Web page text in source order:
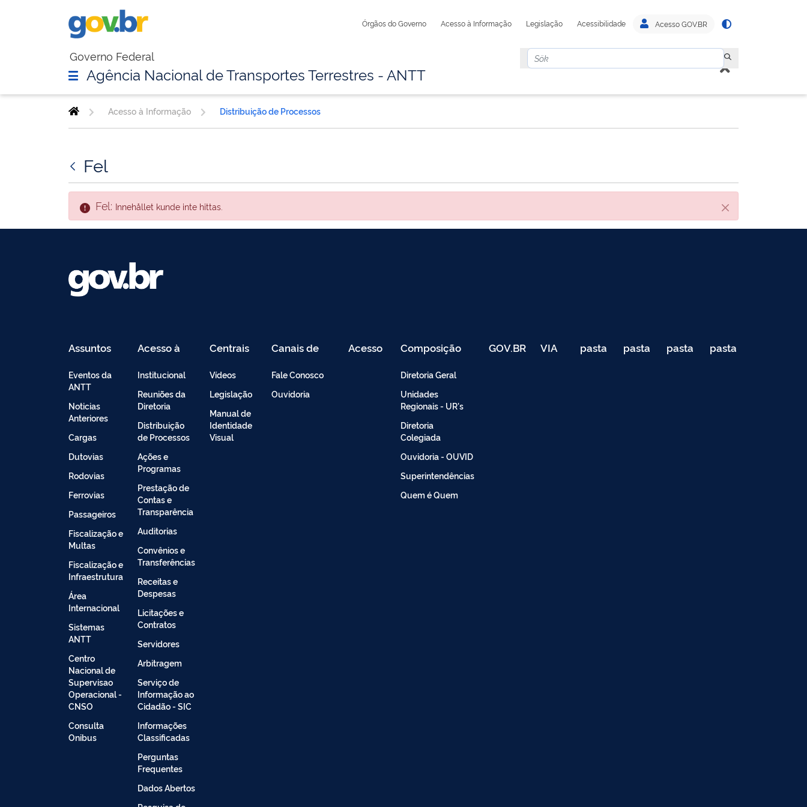
Órgãos do Governo Acesso à Informação Legislação Acessibilidade Acesso GOV.BR
Governo Federal
Agência Nacional de Transportes Terrestres - ANTT
Acesso à Informação Distribuição de Processos
Fel
Stäng
Fel: Innehållet kunde inte hittas.
Assuntos
Eventos da
ANTT
Noticias
Anteriores
Cargas
Dutovias
Rodovias
Ferrovias
Passageiros
Fiscalização e
Multas
Fiscalização e
Infraestrutura
Área
Internacional
Sistemas
ANTT
Centro
Nacional de
Supervisao
Operacional -
CNSO
Consulta
Onibus
Acesso à
Institucional
Reuniões da
Diretoria
Distribuição
de Processos
Ações e
Programas
Prestação de
Contas e
Transparência
Auditorias
Convênios e
Transferências
Receitas e
Despesas
Licitações e
Contratos
Servidores
Arbitragem
Serviço de
Informação ao
Cidadão - SIC
Informações
Classificadas
Perguntas
Frequentes
Dados Abertos
Centrais
Vídeos
Legislação
Manual de
Identidade
Visual
Canais de
Fale Conosco
Ouvidoria
Acesso Composição
Diretoria Geral
Unidades
Regionais - UR's
Diretoria
Colegiada
Ouvidoria - OUVID
Superintendências
Quem é Quem
GOV.BR VIA pasta
de
pasta
de
pasta
de
pasta
de